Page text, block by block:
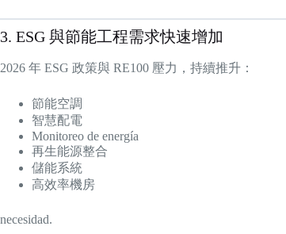
3. ESG 與節能工程需求快速增加
2026 年 ESG 政策與 RE100 壓力，持續推升：
節能空調
智慧配電
Monitoreo de energía
再生能源整合
儲能系統
高效率機房
necesidad.